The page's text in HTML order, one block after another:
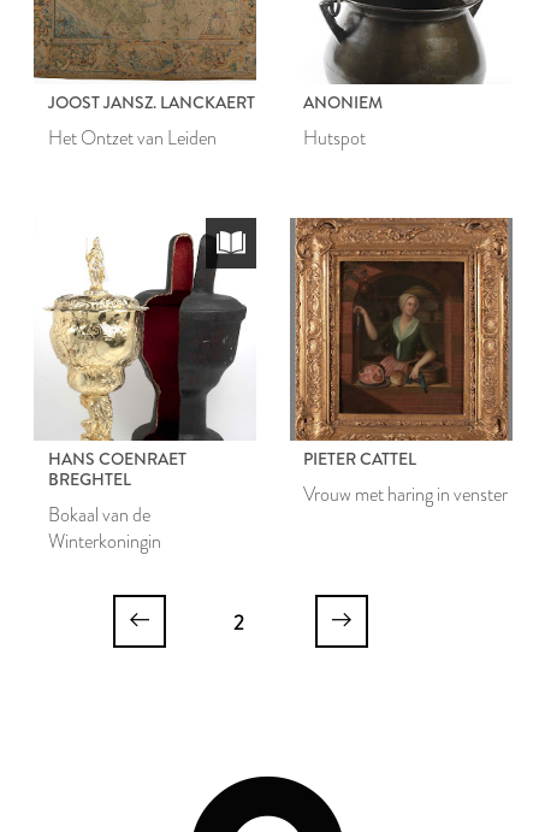
JOOST JANSZ. LANCKAERT
Het Ontzet van Leiden
ANONIEM
Hutspot
HANS COENRAET
BREGHTEL
Bokaal van de
Winterkoningin
PIETER CATTEL
Vrouw met haring in venster
2